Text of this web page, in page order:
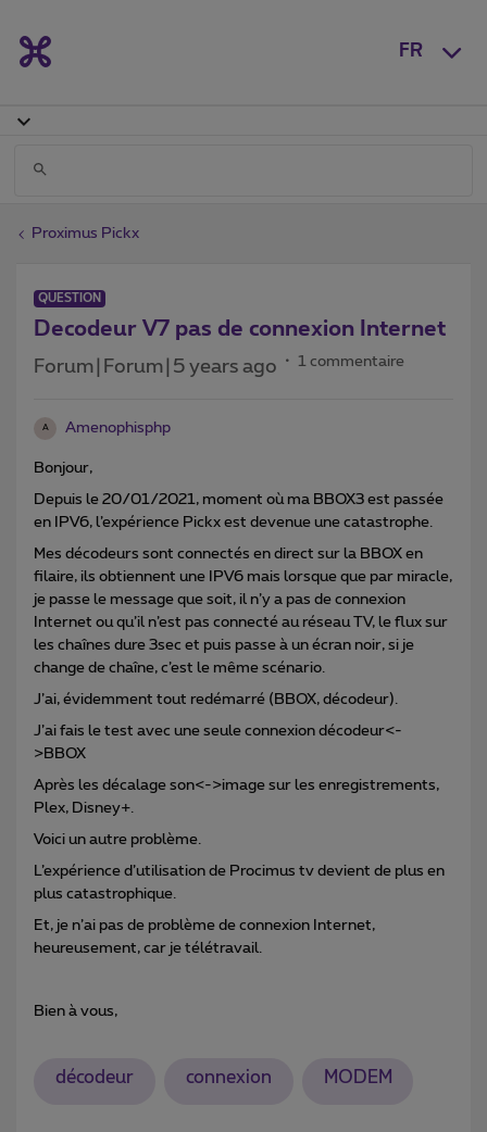
FR
Proximus Pickx
QUESTION
Decodeur V7 pas de connexion Internet
Forum|Forum|5 years ago 1 commentaire
A Amenophisphp
Bonjour,
Depuis le 20/01/2021, moment où ma BBOX3 est passée
en IPV6, l’expérience Pickx est devenue une catastrophe.
Mes décodeurs sont connectés en direct sur la BBOX en
filaire, ils obtiennent une IPV6 mais lorsque que par miracle,
je passe le message que soit, il n’y a pas de connexion
Internet ou qu’il n’est pas connecté au réseau TV, le flux sur
les chaînes dure 3sec et puis passe à un écran noir, si je
change de chaîne, c’est le même scénario.
J’ai, évidemment tout redémarré (BBOX, décodeur).
J’ai fais le test avec une seule connexion décodeur<-
>BBOX
Après les décalage son<->image sur les enregistrements,
Plex, Disney+.
Voici un autre problème.
L’expérience d’utilisation de Procimus tv devient de plus en
plus catastrophique.
Et, je n’ai pas de problème de connexion Internet,
heureusement, car je télétravail.
Bien à vous,
décodeur connexion MODEM